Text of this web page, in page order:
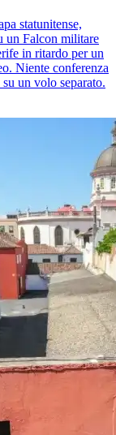
statunitense,
un Falcon militare
in ritardo per un
Niente conferenza
un volo separato.